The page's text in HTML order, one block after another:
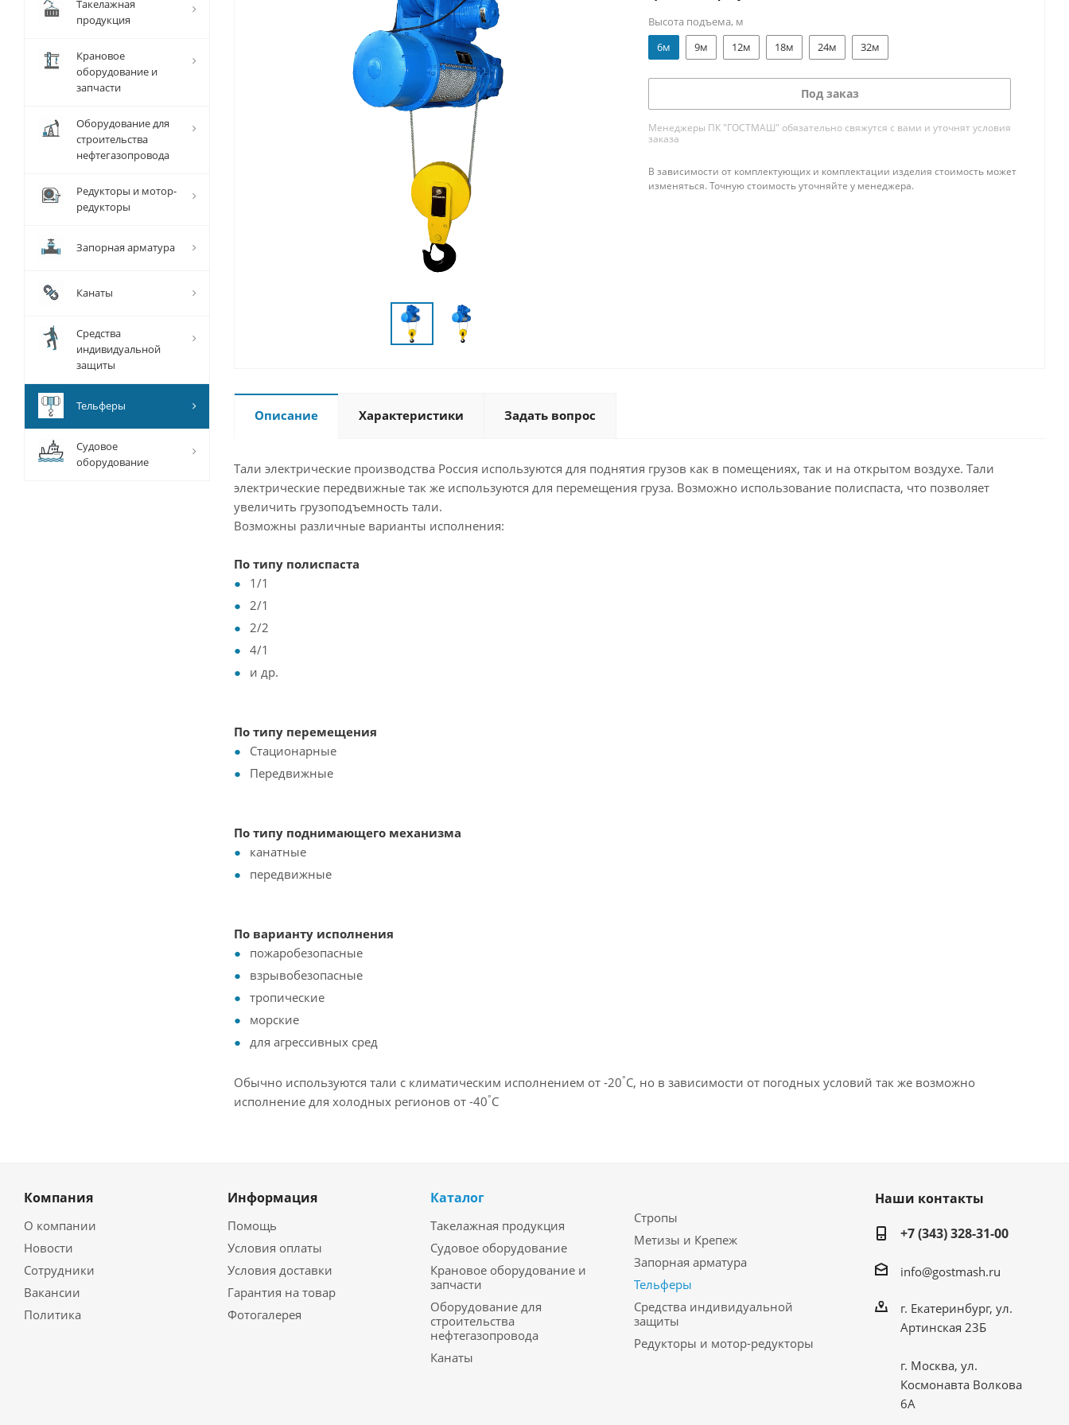
Высота подъема, м
6м
9м 12м 18м 24м 32м
Под заказ
Менеджеры ПК "ГОСТМАШ" обязательно свяжутся с вами и уточнят условия
заказа
В зависимости от комплектующих и комплектации изделия стоимость может
изменяться. Точную стоимость уточняйте у менеджера.
Описание Характеристики Задать вопрос
Тали электрические производства Россия используются для поднятия грузов как в помещениях, так и на открытом воздухе. Тали
электрические передвижные так же используются для перемещения груза. Возможно использование полиспаста, что позволяет
увеличить грузоподъемность тали.
Возможны различные варианты исполнения:
По типу полиспаста
1/1
2/1
2/2
4/1
и др.
По типу перемещения
Стационарные
Передвижные
По типу поднимающего механизма
канатные
передвижные
По варианту исполнения
пожаробезопасные
взрывобезопасные
тропические
морские
для агрессивных сред
Обычно используются тали с климатическим исполнением от -20°С, но в зависимости от погодных условий так же возможно
исполнение для холодных регионов от -40°С
Такелажная
продукция
Крановое
оборудование и
запчасти
Оборудование для
строительства
нефтегазопровода
Редукторы и мотор-
редукторы
Запорная арматура
Канаты
Средства
индивидуальной
защиты
Тельферы
Судовое
оборудование
Компания
О компании
Новости
Сотрудники
Вакансии
Политика
Информация
Помощь
Условия оплаты
Условия доставки
Гарантия на товар
Фотогалерея
Каталог
Такелажная продукция
Судовое оборудование
Крановое оборудование и
запчасти
Оборудование для
строительства
нефтегазопровода
Канаты
Стропы
Метизы и Крепеж
Запорная арматура
Тельферы
Средства индивидуальной
защиты
Редукторы и мотор-редукторы
Наши контакты
+7 (343) 328-31-00
info@gostmash.ru
г. Екатеринбург, ул.
Артинская 23Б
г. Москва, ул.
Космонавта Волкова
6А